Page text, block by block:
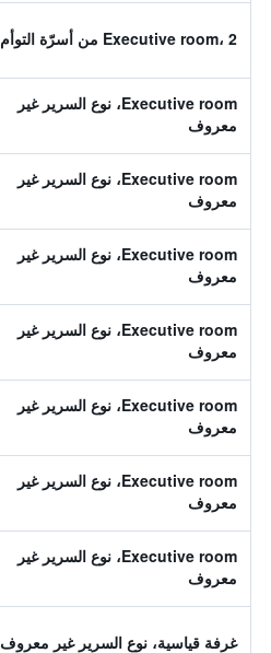
Executive room، 2 من أسرّة التوأم
Executive room، نوع السرير غير
معروف
Executive room، نوع السرير غير
معروف
Executive room، نوع السرير غير
معروف
Executive room، نوع السرير غير
معروف
Executive room، نوع السرير غير
معروف
Executive room، نوع السرير غير
معروف
Executive room، نوع السرير غير
معروف
غرفة قياسية، نوع السرير غير معروف